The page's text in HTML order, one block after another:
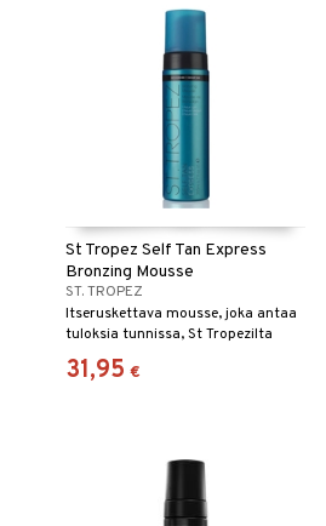
St Tropez Self Tan Express
Bronzing Mousse
ST. TROPEZ
Itseruskettava mousse, joka antaa
tuloksia tunnissa, St Tropezilta
31,95 €